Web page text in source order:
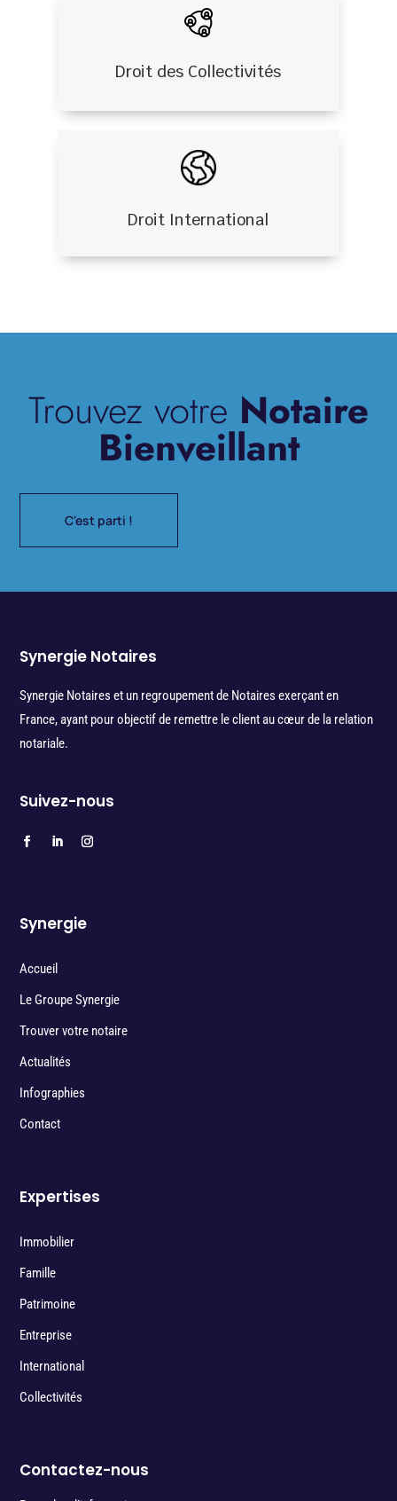
Droit des Collectivités
Droit International
Trouvez votre Notaire
Bienveillant
C'est parti !
Synergie Notaires
Synergie Notaires et un regroupement de Notaires exerçant en
France, ayant pour objectif de remettre le client au cœur de la relation
notariale.
Suivez-nous
Synergie
Accueil
Le Groupe Synergie
Trouver votre notaire
Actualités
Infographies
Contact
Expertises
Immobilier
Famille
Patrimoine
Entreprise
International
Collectivités
Contactez-nous